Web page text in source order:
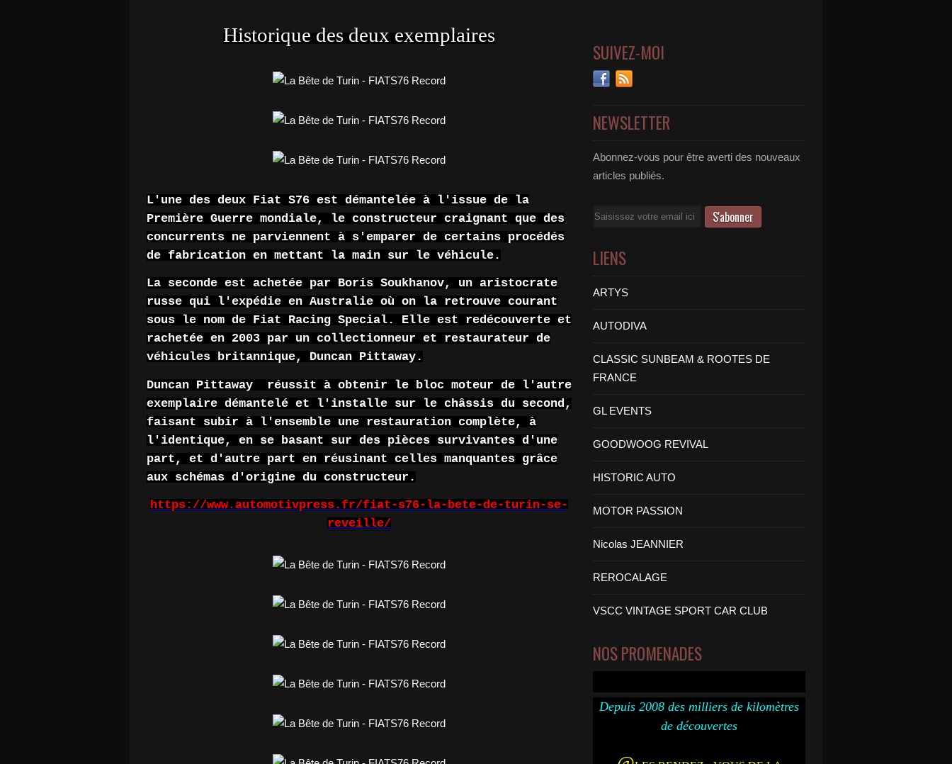
Historique des deux exemplaires
L'une des deux Fiat S76 est démantelée à l'issue de la
Première Guerre mondiale, le constructeur craignant que des
concurrents ne parviennent à s'emparer de certains procédés
de fabrication en mettant la main sur le véhicule.
La seconde est achetée par Boris Soukhanov, un aristocrate
russe qui l'expédie en Australie où on la retrouve courant
sous le nom de Fiat Racing Special. Elle est redécouverte et
rachetée en 2003 par un collectionneur et restaurateur de
véhicules britannique, Duncan Pittaway.
Duncan Pittaway réussit à obtenir le bloc moteur de l'autre
exemplaire démantelé et l'installe sur le châssis du second,
faisant subir à l'ensemble une restauration complète, à
l'identique, en se basant sur des pièces survivantes d'une
part, et d'autre part en réusinant celles manquantes grâce
aux schémas d'origine du constructeur.
https://www.automotivpress.fr/fiat-s76-la-bete-de-turin-se-
reveille/
SUIVEZ-MOI
NEWSLETTER
Abonnez-vous pour être averti des nouveaux
articles publiés.
Email
LIENS
ARTYS
AUTODIVA
CLASSIC SUNBEAM & ROOTES DE
FRANCE
GL EVENTS
GOODWOOG REVIVAL
HISTORIC AUTO
MOTOR PASSION
Nicolas JEANNIER
REROCALAGE
VSCC VINTAGE SPORT CAR CLUB
NOS PROMENADES
Depuis 2008 des milliers de kilomètres
de découvertes